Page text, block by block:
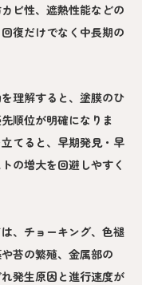
ビ性、遮熱性能などの
復だけでなく中長期の
理解すると、塗膜のひ
順位が明確になりま
てると、早期発見・早
の増大を回避しやすく
、チョーキング、色褪
苔の繁殖、金属部の
発生原因と進行速度が